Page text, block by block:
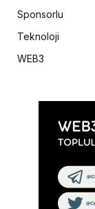
Sponsorlu
Teknoloji
WEB3